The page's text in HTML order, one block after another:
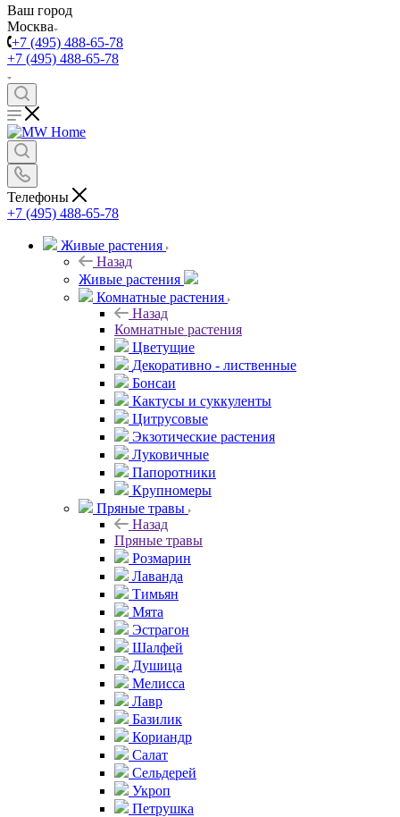
Ваш город
Москва
+7 (495) 488-65-78
+7 (495) 488-65-78
Телефоны
+7 (495) 488-65-78
Живые растения
Назад
Живые растения
Комнатные растения
Назад
Комнатные растения
Цветущие
Декоративно - лиственные
Бонсаи
Кактусы и суккуленты
Цитрусовые
Экзотические растения
Луковичные
Папоротники
Крупномеры
Пряные травы
Назад
Пряные травы
Розмарин
Лаванда
Тимьян
Мята
Эстрагон
Шалфей
Душица
Мелисса
Лавр
Базилик
Кориандр
Салат
Сельдерей
Укроп
Петрушка